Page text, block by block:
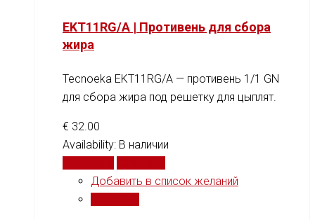
EKT11RG/A | Противень для сбора
жира
Tecnoeka EKT11RG/A — противень 1/1 GN
для сбора жира под решетку для цыплят.
€ 32.00
Availability: В наличии
Добавить в список желаний